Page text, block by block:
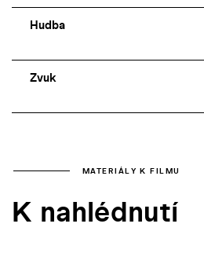
Hudba
Zvuk
MATERIÁLY K FILMU
K nahlédnutí